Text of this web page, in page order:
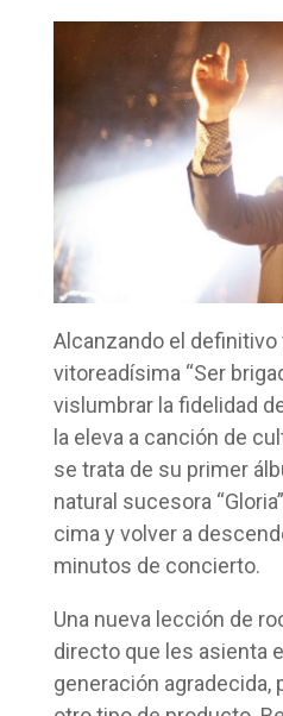
Alcanzando el
vitoreadísima “Ser
vislumbrar la fidelidad
la eleva a canción de
se trata de su primer
natural sucesora
cima y volver a
minutos de concierto.
Una nueva lección de
directo que les asienta
generación agradecida,